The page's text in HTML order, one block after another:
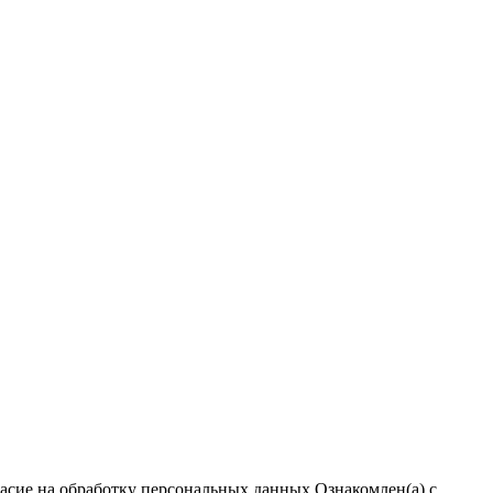
на обработку персональных данных Ознакомлен(а) с